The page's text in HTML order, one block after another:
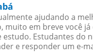
ajudando a
muito em breve você
Estudantes
e responder um e-